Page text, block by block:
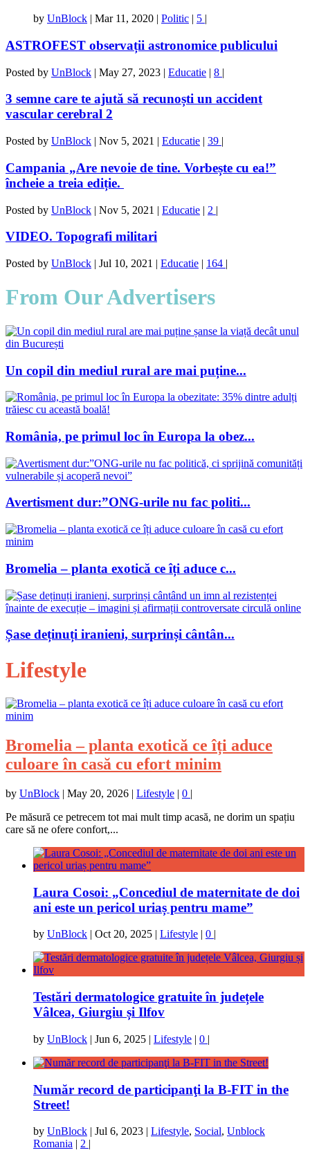
by UnBlock | Mar 11, 2020 | Politic | 5 |
ASTROFEST observații astronomice publicului
Posted by UnBlock | May 27, 2023 | Educatie | 8 |
3 semne care te ajută să recunoști un accident
vascular cerebral 2
Posted by UnBlock | Nov 5, 2021 | Educatie | 39 |
Campania „Are nevoie de tine. Vorbește cu ea!”
încheie a treia ediție.
Posted by UnBlock | Nov 5, 2021 | Educatie | 2 |
VIDEO. Topografi militari
Posted by UnBlock | Jul 10, 2021 | Educatie | 164 |
From Our Advertisers
Un copil din mediul rural are mai puține...
România, pe primul loc în Europa la obez...
Avertisment dur:”ONG-urile nu fac politi...
Bromelia – planta exotică ce îți aduce c...
Șase deținuți iranieni, surprinși cântân...
Lifestyle
Bromelia – planta exotică ce îți aduce
culoare în casă cu efort minim
by UnBlock | May 20, 2026 | Lifestyle | 0 |
Pe măsură ce petrecem tot mai mult timp acasă, ne dorim un spațiu
care să ne ofere confort,...
Laura Cosoi: „Concediul de maternitate de doi
ani este un pericol uriaș pentru mame”
by UnBlock | Oct 20, 2025 | Lifestyle | 0 |
Testări dermatologice gratuite în județele
Vâlcea, Giurgiu și Ilfov
by UnBlock | Jun 6, 2025 | Lifestyle | 0 |
Număr record de participanţi la B-FIT in the
Street!
by UnBlock | Jul 6, 2023 | Lifestyle, Social, Unblock
Romania | 2 |